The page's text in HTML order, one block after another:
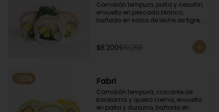
Camarón tempura, palta y cebollín,
envuelto en pescado blanco,
bañado en salsa de leche de tigre,
$8.200$10.250
-20% Fabri
Camarón tempura, crocante de
kanikama y queso crema, envuelto
en palta y durazno, bañado en